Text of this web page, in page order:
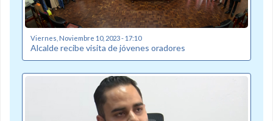
Viernes, Noviembre 10, 2023 - 17:10
Alcalde recibe visita de jóvenes oradores